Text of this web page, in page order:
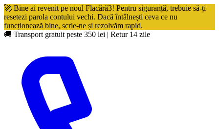
🚀 Bine ai revenit pe noul Flacără3! Pentru siguranță, trebuie să-ți
resetezi parola contului vechi. Dacă întâlnești ceva ce nu
funcționează bine, scrie-ne și rezolvăm rapid.
🚚 Transport gratuit peste 350 lei | Retur 14 zile